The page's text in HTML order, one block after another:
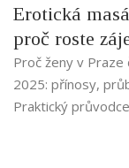
Erotická
proč roste
Proč ženy v Praze
2025: přínosy,
Praktický